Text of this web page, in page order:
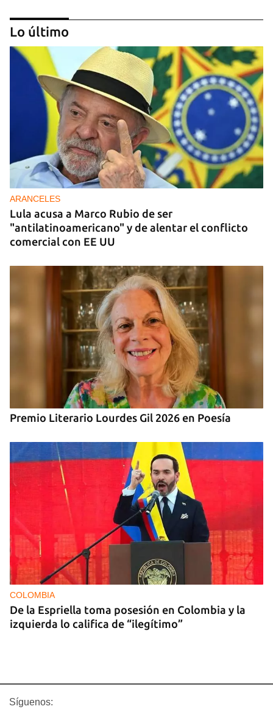
DONACIONES
China entrega otros 5.000 sistemas fotovoltaicos
para zonas rurales de Cuba
Lo último
ARANCELES
Lula acusa a Marco Rubio de ser
"antilatinoamericano" y de alentar el conflicto
comercial con EE UU
Premio Literario Lourdes Gil 2026 en Poesía
COLOMBIA
De la Espriella toma posesión en Colombia y la
izquierda lo califica de “ilegítimo”
Síguenos: